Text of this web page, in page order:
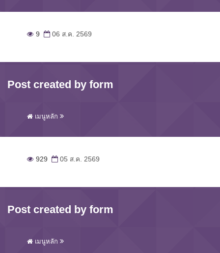
9 06 ส.ค. 2569
Post created by form
เมนูหลัก
929 05 ส.ค. 2569
Post created by form
เมนูหลัก